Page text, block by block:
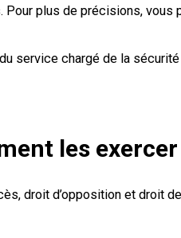
plus de précisions, vous
service chargé de la
les exercer
droit d’opposition et droit